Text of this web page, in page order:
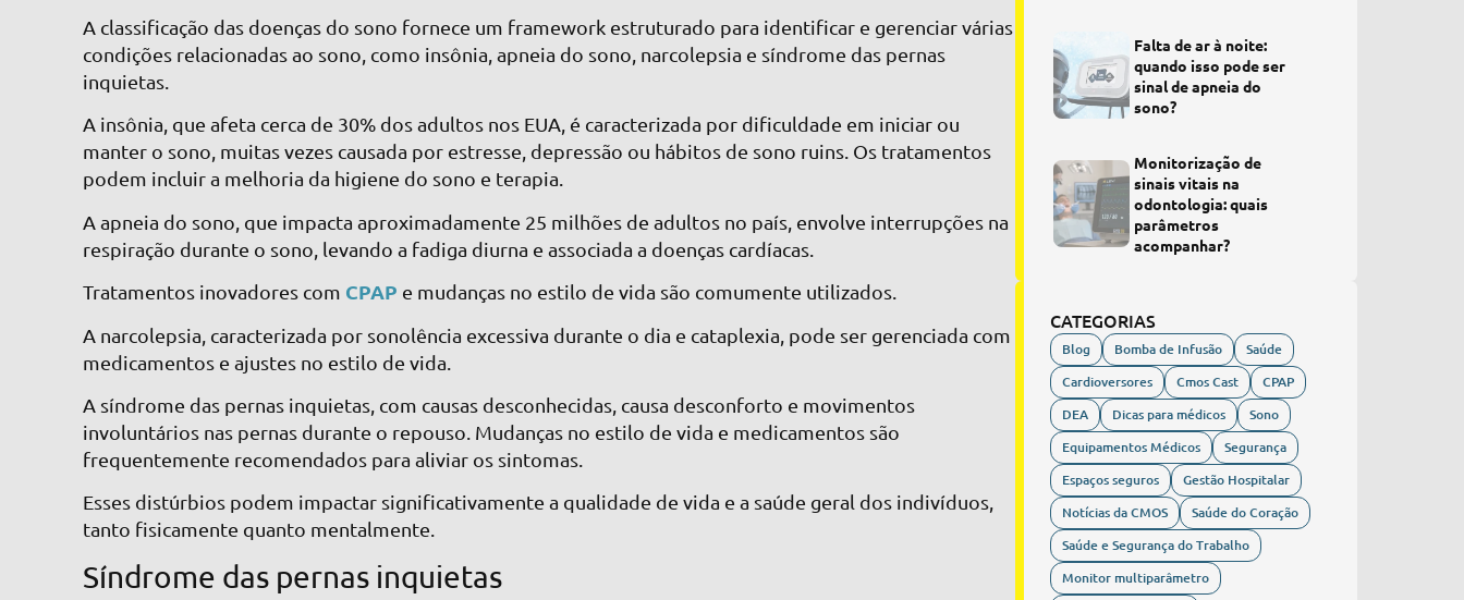
A classificação das doenças do sono fornece um framework estruturado para identificar e gerenciar várias
condições relacionadas ao sono, como insônia, apneia do sono, narcolepsia e síndrome das pernas
inquietas.
A insônia, que afeta cerca de 30% dos adultos nos EUA, é caracterizada por dificuldade em iniciar ou
manter o sono, muitas vezes causada por estresse, depressão ou hábitos de sono ruins. Os tratamentos
podem incluir a melhoria da higiene do sono e terapia.
A apneia do sono, que impacta aproximadamente 25 milhões de adultos no país, envolve interrupções na
respiração durante o sono, levando a fadiga diurna e associada a doenças cardíacas.
Tratamentos inovadores com CPAP e mudanças no estilo de vida são comumente utilizados.
A narcolepsia, caracterizada por sonolência excessiva durante o dia e cataplexia, pode ser gerenciada com
medicamentos e ajustes no estilo de vida.
A síndrome das pernas inquietas, com causas desconhecidas, causa desconforto e movimentos
involuntários nas pernas durante o repouso. Mudanças no estilo de vida e medicamentos são
frequentemente recomendados para aliviar os sintomas.
Esses distúrbios podem impactar significativamente a qualidade de vida e a saúde geral dos indivíduos,
tanto fisicamente quanto mentalmente.
Síndrome das pernas inquietas
Falta de ar à noite:
quando isso pode ser
sinal de apneia do
sono?
Monitorização de
sinais vitais na
odontologia: quais
parâmetros
acompanhar?
CATEGORIAS
Blog Bomba de Infusão
Saúde
Cardioversores
Cmos Cast
CPAP
DEA
Dicas para médicos
Sono
Equipamentos Médicos
Segurança
Espaços seguros
Gestão Hospitalar
Notícias da CMOS
Saúde do Coração
Saúde e Segurança do Trabalho
Monitor multiparâmetro